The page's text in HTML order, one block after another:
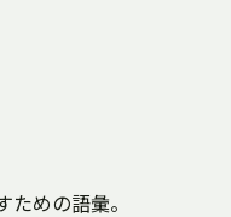
めの語彙。